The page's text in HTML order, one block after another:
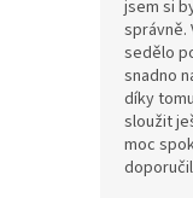
jsem si
správně.
sedělo
snadno
díky
sloužit
moc